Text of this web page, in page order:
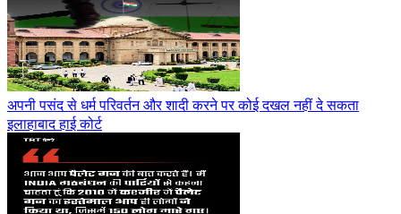
अपनी पसंद से धर्म परिवर्तन और शादी करने पर कोई दखल नहीं दे सकता
इलाहाबाद हाई कोर्ट